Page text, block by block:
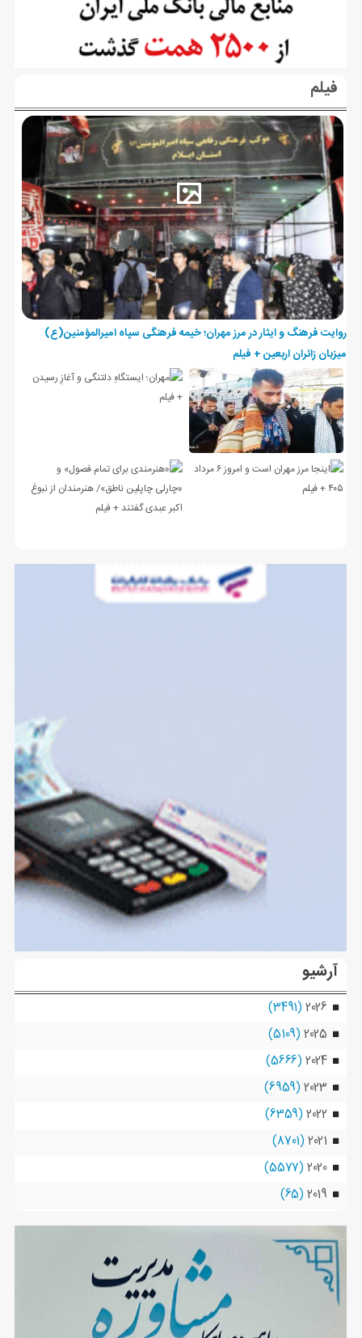
فیلم
روایت فرهنگ و ایثار در مرز مهران؛ خیمه فرهنگی سپاه امیرالمؤمنین(ع)
میزبان زائران اربعین + فیلم
آرشیو
2026
(3491)
2025
(5109)
2024
(5666)
2023
(6959)
2022
(6359)
2021
(8701)
2020
(5577)
2019
(65)